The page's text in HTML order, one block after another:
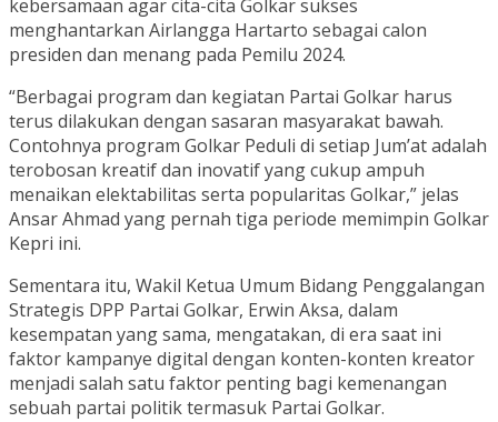
kebersamaan agar cita-cita Golkar sukses
menghantarkan Airlangga Hartarto sebagai calon
presiden dan menang pada Pemilu 2024.
“Berbagai program dan kegiatan Partai Golkar harus
terus dilakukan dengan sasaran masyarakat bawah.
Contohnya program Golkar Peduli di setiap Jum’at adalah
terobosan kreatif dan inovatif yang cukup ampuh
menaikan elektabilitas serta popularitas Golkar,” jelas
Ansar Ahmad yang pernah tiga periode memimpin Golkar
Kepri ini.
Sementara itu, Wakil Ketua Umum Bidang Penggalangan
Strategis DPP Partai Golkar, Erwin Aksa, dalam
kesempatan yang sama, mengatakan, di era saat ini
faktor kampanye digital dengan konten-konten kreator
menjadi salah satu faktor penting bagi kemenangan
sebuah partai politik termasuk Partai Golkar.